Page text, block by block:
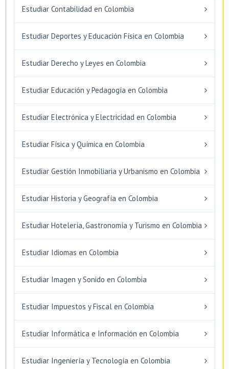
Estudiar Contabilidad en Colombia
Estudiar Deportes y Educación Física en Colombia
Estudiar Derecho y Leyes en Colombia
Estudiar Educación y Pedagogía en Colombia
Estudiar Electrónica y Electricidad en Colombia
Estudiar Física y Química en Colombia
Estudiar Gestión Inmobiliaria y Urbanismo en Colombia
Estudiar Historia y Geografía en Colombia
Estudiar Hotelería, Gastronomía y Turismo en Colombia
Estudiar Idiomas en Colombia
Estudiar Imagen y Sonido en Colombia
Estudiar Impuestos y Fiscal en Colombia
Estudiar Informática e Información en Colombia
Estudiar Ingeniería y Tecnología en Colombia